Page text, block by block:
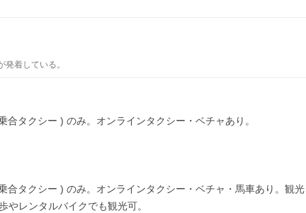
着している。
合タクシー ) のみ。オンラインタクシー・ベチャあり。
合タクシー ) のみ。オンラインタクシー・ベチャ・馬車あり。観光
やレンタルバイクでも観光可。